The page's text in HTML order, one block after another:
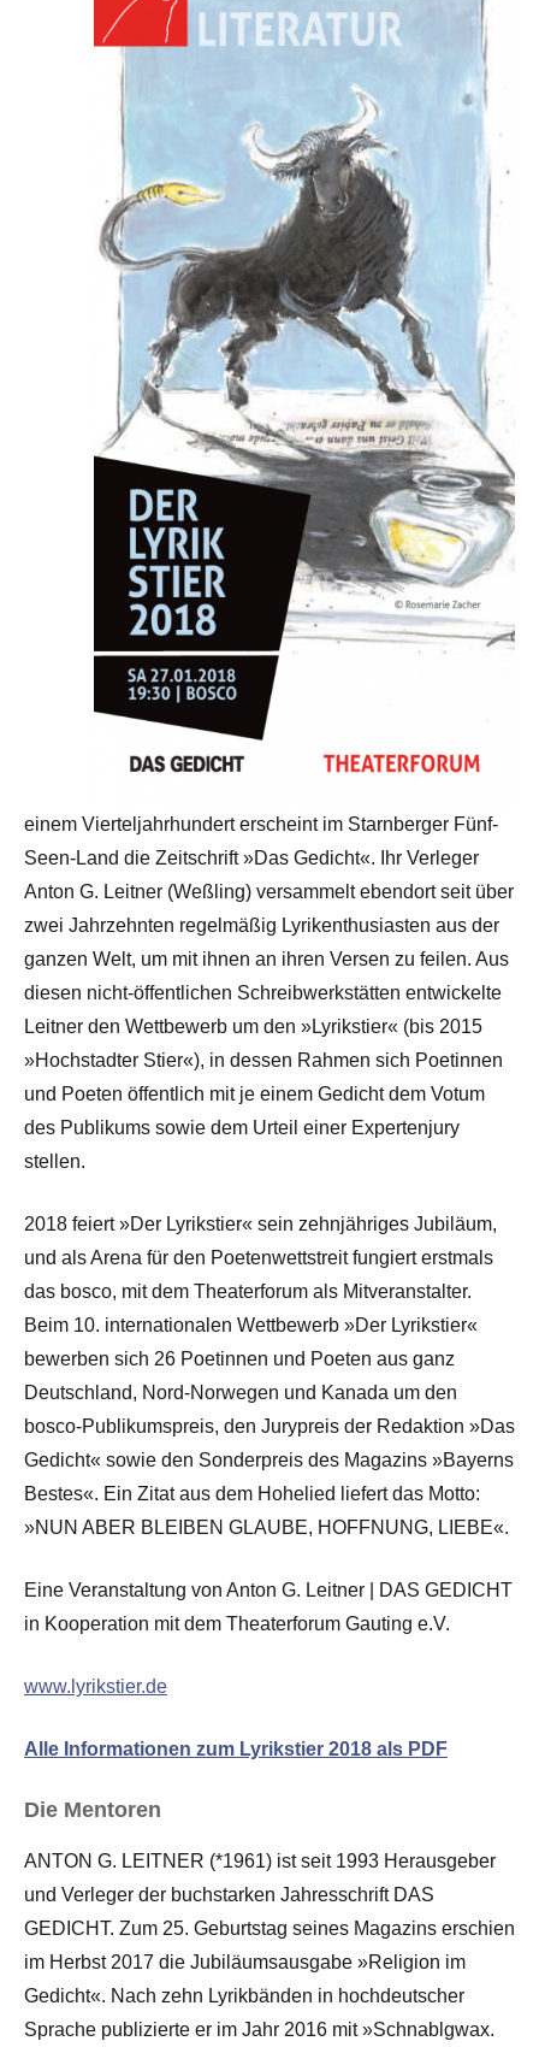
einem Vierteljahrhundert erscheint im Starnberger Fünf-
Seen-Land die Zeitschrift »Das Gedicht«. Ihr Verleger
Anton G. Leitner (Weßling) versammelt ebendort seit über
zwei Jahrzehnten regelmäßig Lyrikenthusiasten aus der
ganzen Welt, um mit ihnen an ihren Versen zu feilen. Aus
diesen nicht-öffentlichen Schreibwerkstätten entwickelte
Leitner den Wettbewerb um den »Lyrikstier« (bis 2015
»Hochstadter Stier«), in dessen Rahmen sich Poetinnen
und Poeten öffentlich mit je einem Gedicht dem Votum
des Publikums sowie dem Urteil einer Expertenjury
stellen.
2018 feiert »Der Lyrikstier« sein zehnjähriges Jubiläum,
und als Arena für den Poetenwettstreit fungiert erstmals
das bosco, mit dem Theaterforum als Mitveranstalter.
Beim 10. internationalen Wettbewerb »Der Lyrikstier«
bewerben sich 26 Poetinnen und Poeten aus ganz
Deutschland, Nord-Norwegen und Kanada um den
bosco-Publikumspreis, den Jurypreis der Redaktion »Das
Gedicht« sowie den Sonderpreis des Magazins »Bayerns
Bestes«. Ein Zitat aus dem Hohelied liefert das Motto:
»NUN ABER BLEIBEN GLAUBE, HOFFNUNG, LIEBE«.
Eine Veranstaltung von Anton G. Leitner | DAS GEDICHT
in Kooperation mit dem Theaterforum Gauting e.V.
www.lyrikstier.de
Alle Informationen zum Lyrikstier 2018 als PDF
Die Mentoren
ANTON G. LEITNER (*1961) ist seit 1993 Herausgeber
und Verleger der buchstarken Jahresschrift DAS
GEDICHT. Zum 25. Geburtstag seines Magazins erschien
im Herbst 2017 die Jubiläumsausgabe »Religion im
Gedicht«. Nach zehn Lyrikbänden in hochdeutscher
Sprache publizierte er im Jahr 2016 mit »Schnablgwax.